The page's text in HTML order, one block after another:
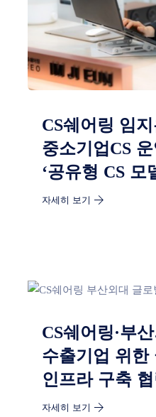
CS쉐어링 임
중소기업CS
‘공유형 CS 모
자세히 보기
CS쉐어링·부
수출기업 위한
인프라 구축
자세히 보기